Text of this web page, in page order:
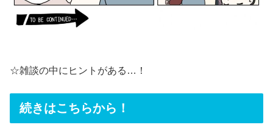
☆雑談の中にヒントがある…！
続きはこちらから！